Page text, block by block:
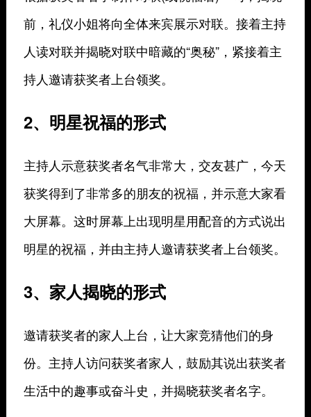
前，礼仪小姐将向全体来宾展示对联。接着主持
人读对联并揭晓对联中暗藏的“奥秘”，紧接着主
持人邀请获奖者上台领奖。
2、明星祝福的形式
主持人示意获奖者名气非常大，交友甚广，今天
获奖得到了非常多的朋友的祝福，并示意大家看
大屏幕。这时屏幕上出现明星用配音的方式说出
明星的祝福，并由主持人邀请获奖者上台领奖。
3、家人揭晓的形式
邀请获奖者的家人上台，让大家竞猜他们的身
份。主持人访问获奖者家人，鼓励其说出获奖者
生活中的趣事或奋斗史，并揭晓获奖者名字。